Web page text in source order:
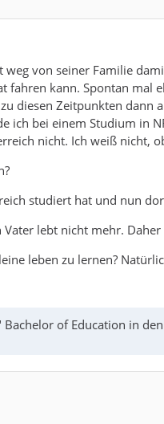
von seiner Familie
fahren kann. Spontan
diesen Zeitpunkten
bei einem Studium in
nicht. Ich weiß nicht,
studiert hat und nun
lebt nicht mehr.
leben zu lernen?
of Education in